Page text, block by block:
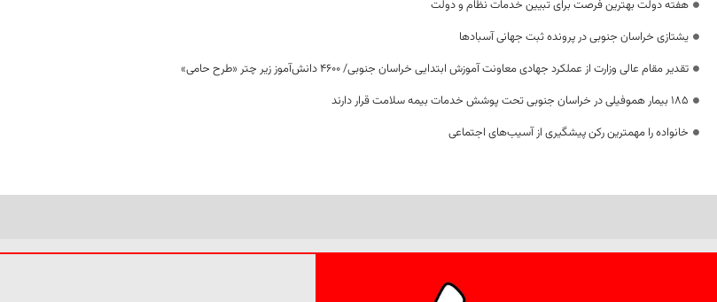
هفته دولت بهترین فرصت برای تبیین خدمات نظام و دولت
یشتازی خراسان جنوبی در پرونده ثبت جهانی آسبادها
تقدیر مقام عالی وزارت از عملکرد جهادی معاونت آموزش ابتدایی خراسان جنوبی/ ۴۶۰۰ دانش‌آموز زیر چتر «طرح حامی»
۱۸۵ بیمار هموفیلی در خراسان جنوبی تحت پوشش خدمات بیمه سلامت قرار دارند
خانواده را مهمترین رکن پیشگیری از آسیب‌های اجتماعی